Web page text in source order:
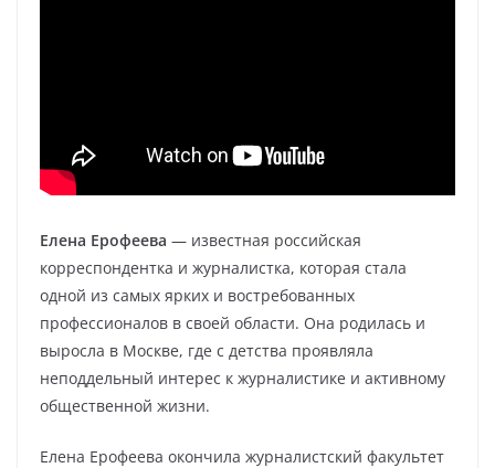
Елена Ерофеева — известная российская
корреспондентка и журналистка, которая стала
одной из самых ярких и востребованных
профессионалов в своей области. Она родилась и
выросла в Москве, где с детства проявляла
неподдельный интерес к журналистике и активному
общественной жизни.
Елена Ерофеева окончила журналистский факультет